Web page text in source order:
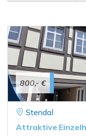
800,- €
Stendal
Attraktive